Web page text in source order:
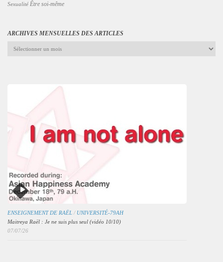
Sexualité Être soi-même
ARCHIVES MENSUELLES DES ARTICLES
Archives
ENSEIGNEMENT DE RAËL / UNIVERSITÉ-79AH
Maitreya Raël : Je ne suis plus seul (vidéo 10/10)
07/07/26